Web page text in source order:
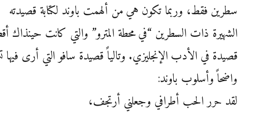
سطرين فقط، وربما تكون هي من ألهمت باوند لكتابة قصيدته
الشهيرة ذات السطرين “في محطة المترو” والتي كانت حينذاك
قصيدة في الأدب الإنجليزي. وتالياً قصيدة سافو التي أرى فيها
واضحاً وأسلوب باوند:
لقد حرر الحب أطرافي وجعلني أرتجف،